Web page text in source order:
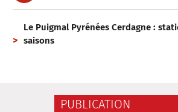
Le Puigmal Pyrénées Cerdagne :
saisons
PUBLICATION